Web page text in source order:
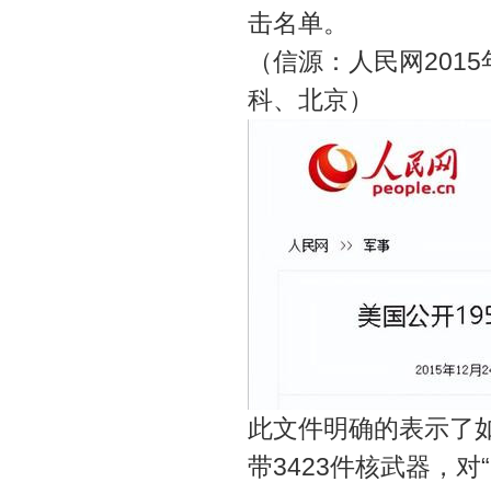
击名单。
（信源：人民网
科、北京）
此文件明确的表示了
带3423件核武器，对